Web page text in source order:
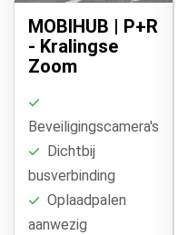
MOBIHUB | P+R
- Kralingse
Zoom
Beveiligingscamera's
Dichtbij
busverbinding
Oplaadpalen
aanwezig